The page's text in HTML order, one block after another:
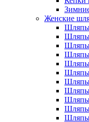
Женские
Шляпы
Шляпы
Шляпы
Шляпы
Шляпы
Шляпы
Шляпы
Шляпы
Шляпы